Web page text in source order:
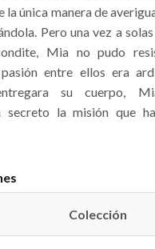
la única manera de
Pero una vez a
Mia no pudo
entre ellos era
su cuerpo,
secreto la misión que
Colección